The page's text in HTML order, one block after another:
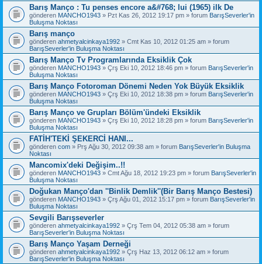
Barış Manço : Tu penses encore a&#768; lui (1965) ilk De
gönderen MANCHO1943 » Pzt Kas 26, 2012 19:17 pm » forum BarışSeverler'in
Buluşma Noktası
Barış manço
gönderen ahmetyalcinkaya1992 » Cmt Kas 10, 2012 01:25 am » forum
BarışSeverler'in Buluşma Noktası
Barış Manço Tv Programlarında Eksiklik Çok
gönderen MANCHO1943 » Çrş Eki 10, 2012 18:46 pm » forum BarışSeverler'in
Buluşma Noktası
Barış Manço Fotoroman Dönemi Neden Yok Büyük Eksiklik
gönderen MANCHO1943 » Çrş Eki 10, 2012 18:38 pm » forum BarışSeverler'in
Buluşma Noktası
Barış Manço ve Grupları Bölüm'ündeki Eksiklik
gönderen MANCHO1943 » Çrş Eki 10, 2012 18:28 pm » forum BarışSeverler'in
Buluşma Noktası
FATİH'TEKİ ŞEKERCİ HANI...
gönderen com » Prş Ağu 30, 2012 09:38 am » forum BarışSeverler'in Buluşma
Noktası
Mancomix'deki Değişim..!!
gönderen MANCHO1943 » Cmt Ağu 18, 2012 19:23 pm » forum BarışSeverler'in
Buluşma Noktası
Doğukan Manço'dan ''Binlik Demlik''(Bir Barış Manço Bestesi)
gönderen MANCHO1943 » Çrş Ağu 01, 2012 15:17 pm » forum BarışSeverler'in
Buluşma Noktası
Sevgili Barışseverler
gönderen ahmetyalcinkaya1992 » Çrş Tem 04, 2012 05:38 am » forum
BarışSeverler'in Buluşma Noktası
Barış Manço Yaşam Derneği
gönderen ahmetyalcinkaya1992 » Çrş Haz 13, 2012 06:12 am » forum
BarışSeverler'in Buluşma Noktası